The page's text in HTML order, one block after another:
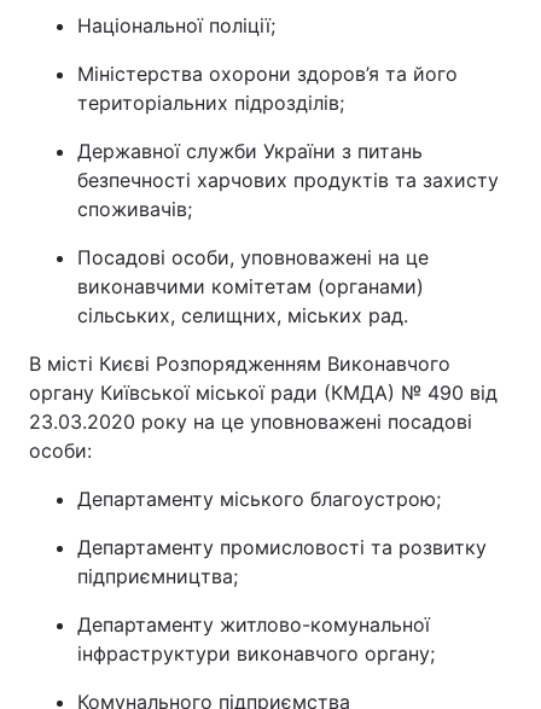
Здоров'я
Цікавинки Погода
Екологія Регіони
Лонгріди
Відео з Youtube Статті
Інтерв'ю Думки
Архів Вакансії
Контакти
Національної поліції;
Міністерства охорони здоров’я та його
територіальних підрозділів;
Державної служби України з питань
безпечності харчових продуктів та захисту
споживачів;
Посадові особи, уповноважені на це
виконавчими комітетам (органами)
сільських, селищних, міських рад.
В місті Києві Розпорядженням Виконавчого
органу Київської міської ради (КМДА) № 490 від
23.03.2020 року на це уповноважені посадові
особи:
Департаменту міського благоустрою;
Департаменту промисловості та розвитку
підприємництва;
Департаменту житлово-комунальної
інфраструктури виконавчого органу;
Комунального підприємства